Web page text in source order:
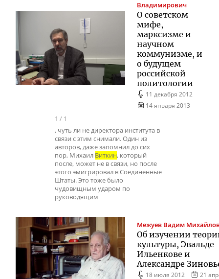
Владимирович
О советском
мифе,
марксизме и
научном
коммунизме, и
о будущем
российской
политологии
11 декабря 2012
14 января 2013
1 / 1
, чуть ли не директора института в
связи с этим снимали. Один из
авторов, даже запомнил до сих
пор, Михаил Виткин, который
после, может не в связи, но после
этого эмигрировал в Соединенные
Штаты. Это тоже было
чудовищным ударом по
руководящим
Межуев Вадим
Об изучении
культуры, Эвальде
Ильенкове и
Александре
18 июля 2012
21